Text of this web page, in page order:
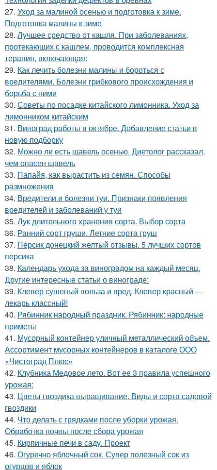
27. Уход за малиной осенью и подготовка к зиме.
Подготовка малины к зиме
28. Лучшее средство от кашля. При заболеваниях,
протекающих с кашлем, проводится комплексная
терапия, включающая:
29. Как лечить болезни малины и бороться с
вредителями. Болезни грибкового происхождения и
борьба с ними
30. Советы по посадке китайского лимонника. Уход за
лимонником китайским
31. Виноград работы в октябре. Добавление статьи в
новую подборку
32. Можно ли есть щавель осенью. Диетолог рассказал,
чем опасен щавель
33. Папайя, как вырастить из семян. Способы
размножения
34. Вредители и болезни туи. Признаки появления
вредителей и заболеваний у туи
35. Лук длительного хранения сорта. Выбор сорта
36. Ранний сорт груши. Летние сорта груш
37. Персик донецкий желтый отзывы. 5 лучших сортов
персика
38. Календарь ухода за виноградом на каждый месяц.
Другие интересные статьи о винограде:
39. Клевер сушеный польза и вред. Клевер красный —
лекарь классный!
40. Рябинник народный праздник. Рябинник: народные
приметы
41. Мусорный контейнер уличный металлический объем.
Ассортимент мусорных контейнеров в каталоге ООО
«Чистоград Плюс»
42. Клубника Медовое лето. Вот ее 3 правила успешного
урожая:
43. Цветы гвоздика выращивание. Виды и сорта садовой
гвоздики
44. Что делать с грядками после уборки урожая.
Обработка почвы после сбора урожая
45. Кирпичные печи в саду. Проект
46. Огуречно яблочный сок. Супер полезный сок из
огурцов и яблок